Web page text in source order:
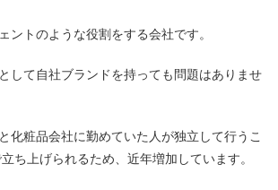
ントのような役割をする会社です。
して自社ブランドを持っても問題はありませ
化粧品会社に勤めていた人が独立して行うこ
ち上げられるため、近年増加しています。